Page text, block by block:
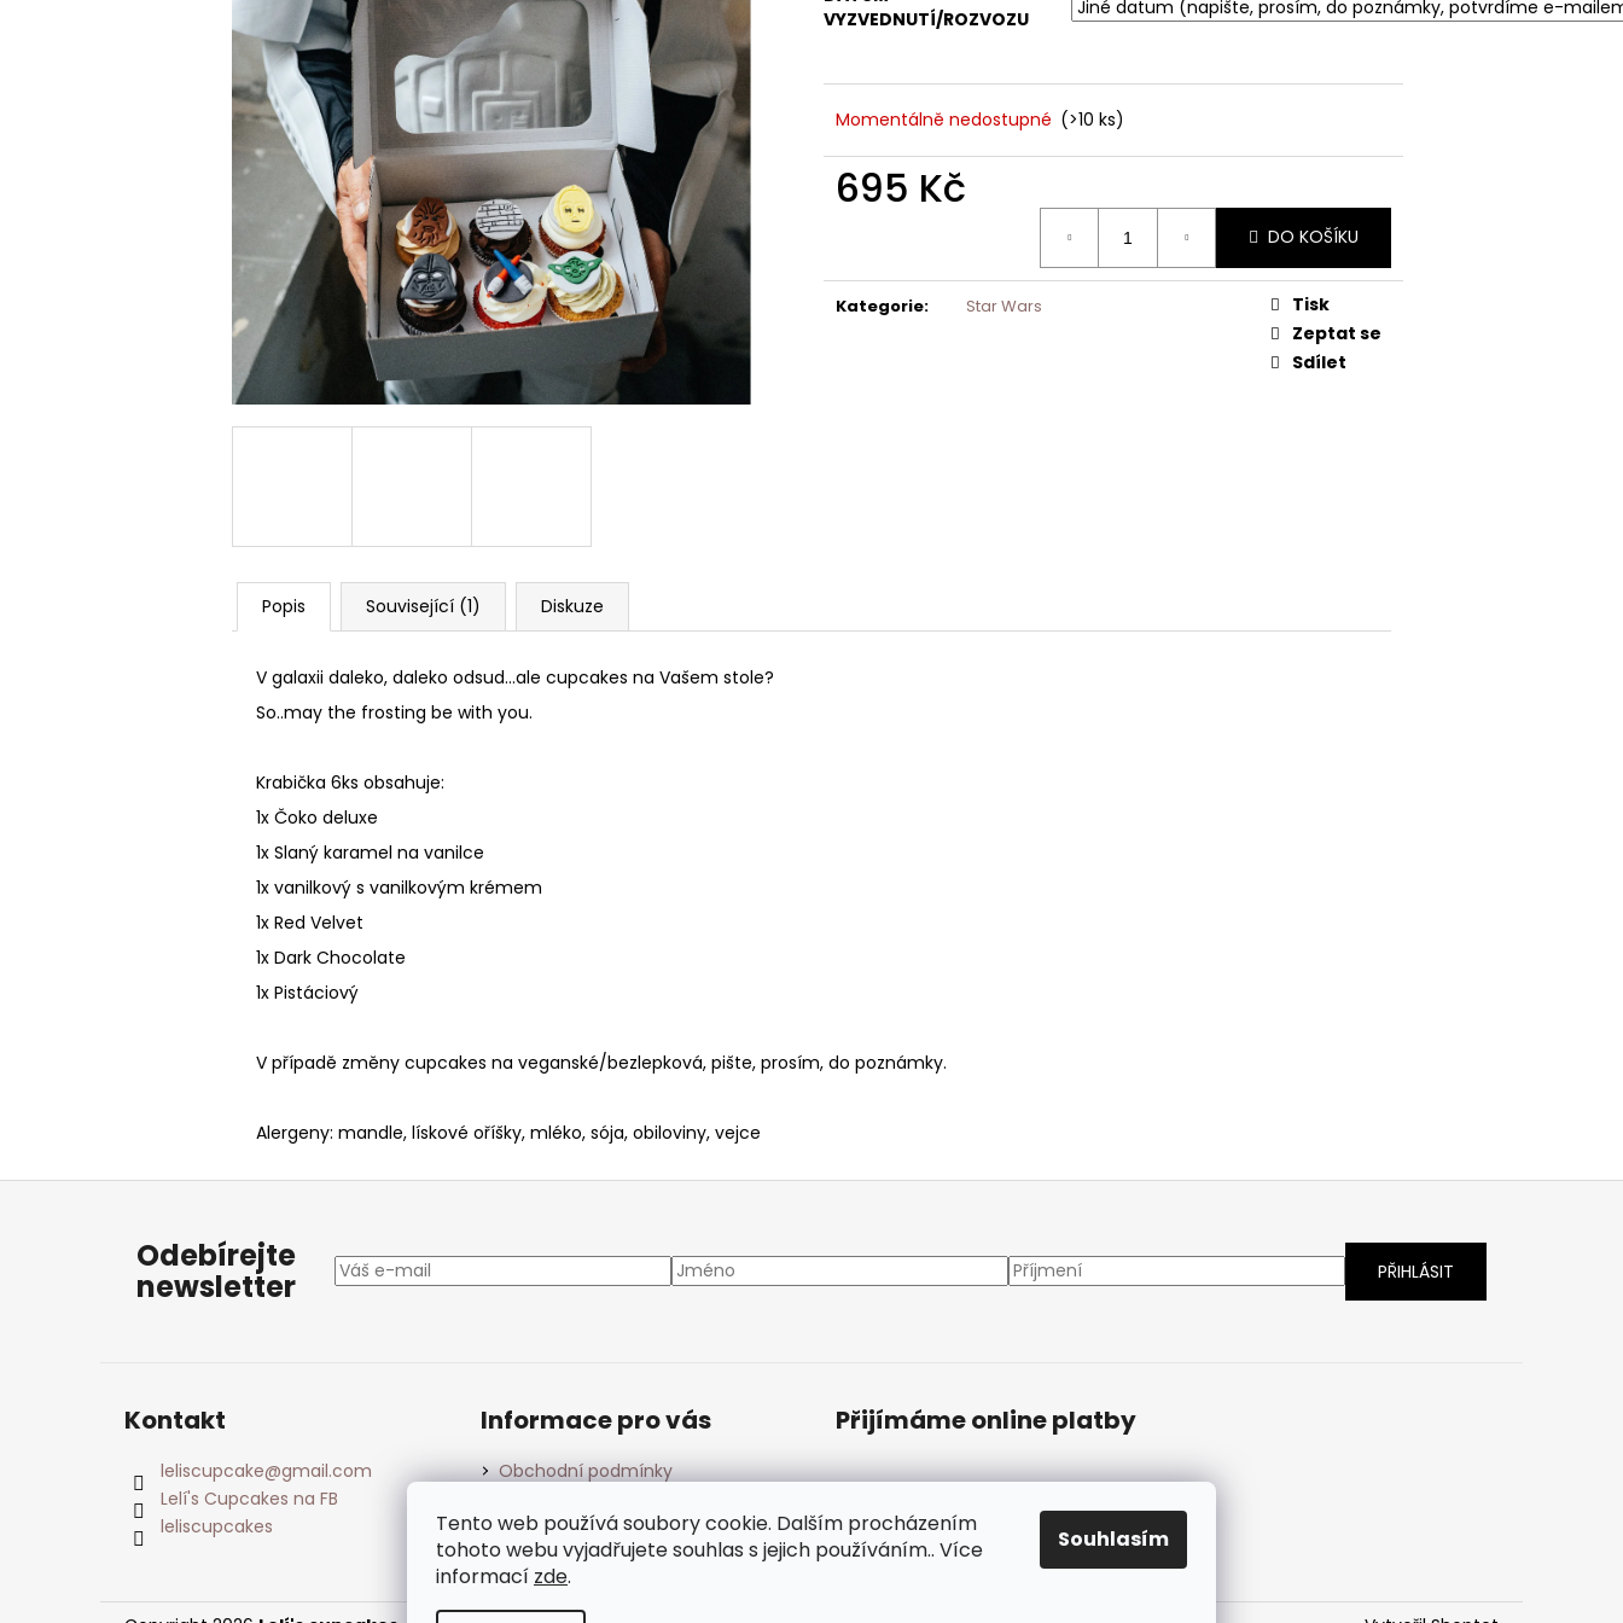
Tento web používá soubory cookie. Dalším procházením
tohoto webu vyjadřujete souhlas s jejich používáním.. Více
informací zde.
Souhlasím
VYZVEDNUTÍ/ROZVOZU
Momentálně nedostupné (>10 ks)
695 Kč
DO KOŠÍKU
Kategorie: Star Wars
Tisk
Zeptat se
Sdílet
Popis Související (1) Diskuze
V galaxii daleko, daleko odsud...ale cupcakes na Vašem stole?
So..may the frosting be with you.
Krabička 6ks obsahuje:
1x Čoko deluxe
1x Slaný karamel na vanilce
1x vanilkový s vanilkovým krémem
1x Red Velvet
1x Dark Chocolate
1x Pistáciový
V případě změny cupcakes na veganské/bezlepková, pište, prosím, do poznámky.
Alergeny: mandle, lískové oříšky, mléko, sója, obiloviny, vejce
Z
Odebírejte
newsletter
Kontakt
leliscupcake@gmail.com
Lelí's Cupcakes na FB
leliscupcakes
Informace pro vás
Obchodní podmínky
údajů
Přijímáme online platby